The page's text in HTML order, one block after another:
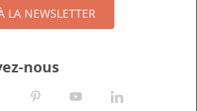
LA NEWSLETTER
nous
tiktok pinterestyoutube